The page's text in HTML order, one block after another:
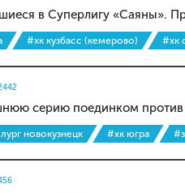
в Суперлигу «Саяны».
#хк кузбасс (кемерово) #хк
серию поединком
новокузнецк #хк югра